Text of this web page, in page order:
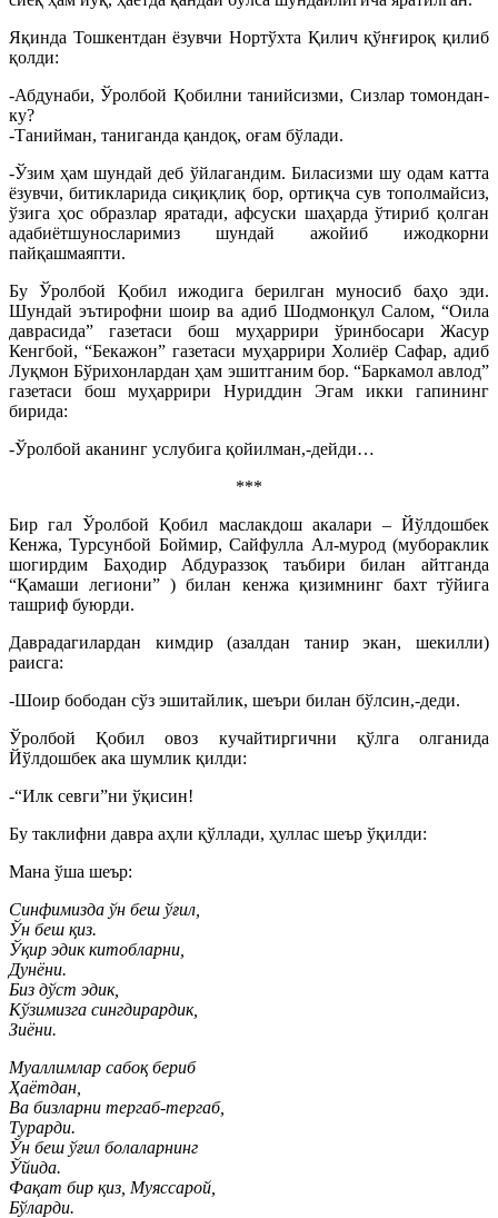
Яқинда Тошкентдан ёзувчи Нортўхта Қилич қўнғироқ қилиб
қолди:
-Абдунаби, Ўролбой Қобилни танийсизми, Сизлар томондан-
ку?
-Танийман, таниганда қандоқ, оғам бўлади.
-Ўзим ҳам шундай деб ўйлагандим. Биласизми шу одам катта
ёзувчи, битикларида сиқиқлиқ бор, ортиқча сув тополмайсиз,
ўзига ҳос образлар яратади, афсуски шаҳарда ўтириб қолган
адабиётшуносларимиз шундай ажойиб ижодкорни
пайқашмаяпти.
Бу Ўролбой Қобил ижодига берилган муносиб баҳо эди.
Шундай эътирофни шоир ва адиб Шодмонқул Салом, “Оила
даврасида” газетаси бош муҳаррири ўринбосари Жасур
Кенгбой, “Бекажон” газетаси муҳаррири Холиёр Сафар, адиб
Луқмон Бўрихонлардан ҳам эшитганим бор. “Баркамол авлод”
газетаси бош муҳаррири Нуриддин Эгам икки гапининг
бирида:
-Ўролбой аканинг услубига қойилман,-дейди…
***
Бир гал Ўролбой Қобил маслакдош акалари – Йўлдошбек
Кенжа, Турсунбой Боймир, Сайфулла Ал-мурод (мубораклик
шогирдим Баҳодир Абдураззоқ таъбири билан айтганда
“Қамаши легиони” ) билан кенжа қизимнинг бахт тўйига
ташриф буюрди.
Даврадагилардан кимдир (азалдан танир экан, шекилли)
раисга:
-Шоир бободан сўз эшитайлик, шеъри билан бўлсин,-деди.
Ўролбой Қобил овоз кучайтиргични қўлга олганида
Йўлдошбек ака шумлик қилди:
-“Илк севги”ни ўқисин!
Бу таклифни давра аҳли қўллади, ҳуллас шеър ўқилди:
Мана ўша шеър:
Синфимизда ўн беш ўғил,
Ўн беш қиз.
Ўқир эдик китобларни,
Дунёни.
Биз дўст эдик,
Кўзимизга сингдирардик,
Зиёни.
Муаллимлар сабоқ бериб
Ҳаётдан,
Ва бизларни тергаб-тергаб,
Турарди.
Ўн беш ўғил болаларнинг
Ўйида.
Фақат бир қиз, Муяссарой,
Бўларди.